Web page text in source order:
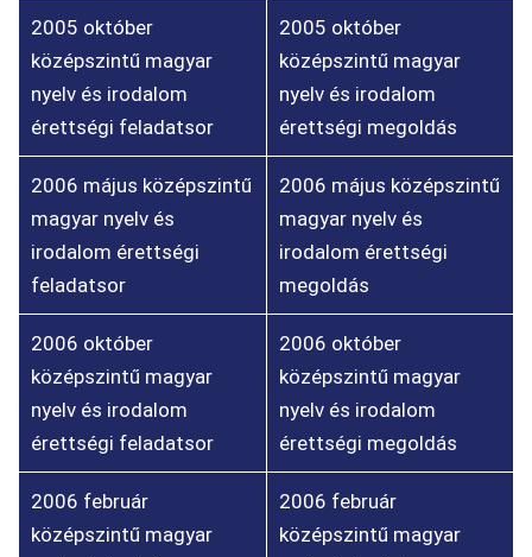
2005 október
középszintű magyar
nyelv és irodalom
érettségi feladatsor
2005 október
középszintű magyar
nyelv és irodalom
érettségi megoldás
2006 május középszintű
magyar nyelv és
irodalom érettségi
feladatsor
2006 május középszintű
magyar nyelv és
irodalom érettségi
megoldás
2006 október
középszintű magyar
nyelv és irodalom
érettségi feladatsor
2006 október
középszintű magyar
nyelv és irodalom
érettségi megoldás
2006 február
középszintű magyar
2006 február
középszintű magyar